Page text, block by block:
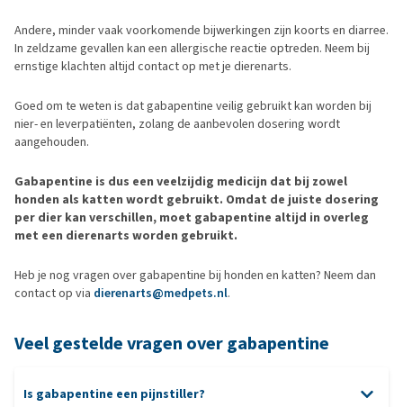
Andere, minder vaak voorkomende bijwerkingen zijn koorts en diarree.
In zeldzame gevallen kan een allergische reactie optreden. Neem bij
ernstige klachten altijd contact op met je dierenarts.
Goed om te weten is dat gabapentine veilig gebruikt kan worden bij
nier- en leverpatiënten, zolang de aanbevolen dosering wordt
aangehouden.
Gabapentine is dus een veelzijdig medicijn dat bij zowel
honden als katten wordt gebruikt. Omdat de juiste dosering
per dier kan verschillen, moet gabapentine altijd in overleg
met een dierenarts worden gebruikt.
Heb je nog vragen over gabapentine bij honden en katten? Neem dan
contact op via dierenarts@medpets.nl.
Veel gestelde vragen over gabapentine
Is gabapentine een pijnstiller?